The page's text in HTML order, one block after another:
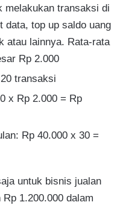
melakukan transaksi di
data, top up saldo uang
atau lainnya. Rata-rata
Rp 2.000
transaksi
x Rp 2.000 = Rp
Rp 40.000 x 30 =
untuk bisnis jualan
1.200.000 dalam